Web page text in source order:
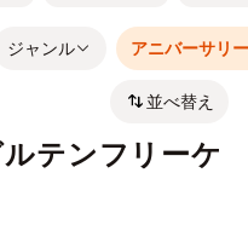
ジャンル アニバーサリ
並べ替え
テンフリーケ